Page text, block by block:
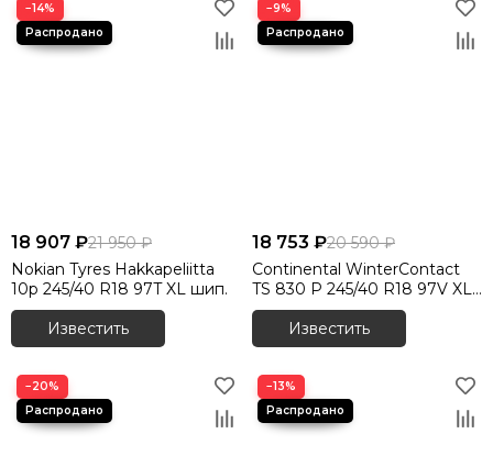
−14%
18 907 ₽21 950 ₽
Nokian Tyres Hakkapeliitta
10p 245/40 R18 97T XL шип.
Известить
−9%
18 753 ₽20 590 ₽
Continental WinterContact
TS 830 P 245/40 R18 97V XL
RunFlat
Известить
−20% −13%